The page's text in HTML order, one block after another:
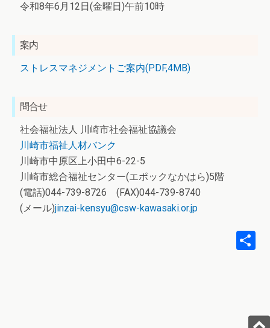
令和8年6月12日(金曜日)午前10時
案内
ストレスマネジメントご案内(PDF,4MB)
問合せ
社会福祉法人 川崎市社会福祉協議会
川崎市福祉人材バンク
川崎市中原区上小田中6-22-5
川崎市総合福祉センター(エポックなかはら)5階
(電話)044-739-8726 (FAX)044-739-8740
(メール)jinzai-kensyu@csw-kawasaki.or.jp